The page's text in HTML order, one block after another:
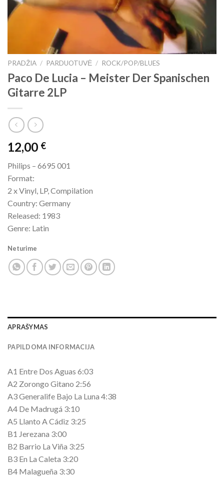
PRADŽIA / PARDUOTUVĖ / ROCK/POP/BLUES
Paco De Lucia – Meister Der Spanischen
Gitarre 2LP
12,00 €
Philips – 6695 001
Format:
2 x Vinyl, LP, Compilation
Country: Germany
Released: 1983
Genre: Latin
Neturime
APRAŠYMAS
PAPILDOMA INFORMACIJA
A1 Entre Dos Aguas 6:03
A2 Zorongo Gitano 2:56
A3 Generalife Bajo La Luna 4:38
A4 De Madrugá 3:10
A5 Llanto A Cádiz 3:25
B1 Jerezana 3:00
B2 Barrio La Viña 3:25
B3 En La Caleta 3:20
B4 Malagueña 3:30